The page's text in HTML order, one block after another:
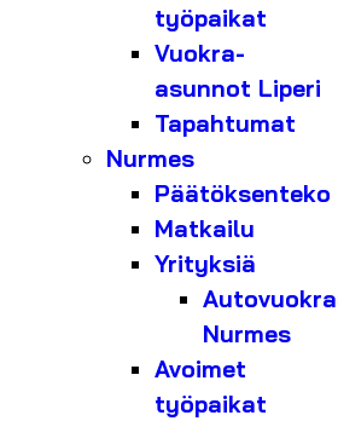
työpaikat
Vuokra-
asunnot Liperi
Tapahtumat
Nurmes
Päätöksenteko
Matkailu
Yrityksiä
Nurmes
Avoimet
työpaikat